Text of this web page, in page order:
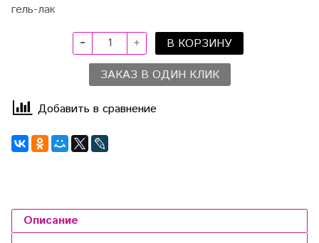
гель-лак
В КОРЗИНУ
ЗАКАЗ В ОДИН КЛИК
Добавить в сравнение
Описание